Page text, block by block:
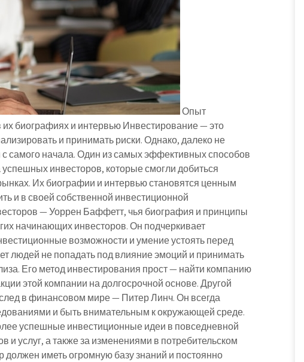
Опыт
биографиях и интервью Инвестирование — это
и принимать риски. Однако, далеко не
самого начала. Один из самых эффективных способов
инвесторов, которые смогли добиться
Их биографии и интервью становятся ценным
и в своей собственной инвестиционной
— Уоррен Баффетт, чья биография и принципы
начинающих инвесторов. Он подчеркивает
возможности и умение устоять перед
людей не попадать под влияние эмоций и принимать
Его метод инвестирования прост — найти компанию
этой компании на долгосрочной основе. Другой
в финансовом мире — Питер Линч. Он всегда
и быть внимательным к окружающей среде.
успешные инвестиционные идеи в повседневной
услуг, а также за изменениями в потребительском
иметь огромную базу знаний и постоянно